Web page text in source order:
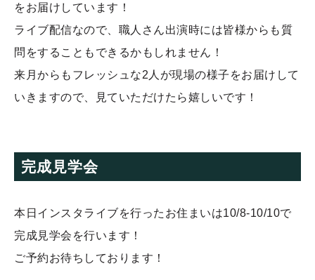
をお届けしています！
ライブ配信なので、職人さん出演時には皆様からも質
問をすることもできるかもしれません！
来月からもフレッシュな2人が現場の様子をお届けして
いきますので、見ていただけたら嬉しいです！
完成見学会
本日インスタライブを行ったお住まいは10/8-10/10で
完成見学会を行います！
ご予約お待ちしております！